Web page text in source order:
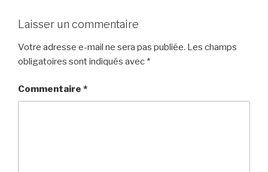
Laisser un commentaire
Votre adresse e-mail ne sera pas publiée. Les champs
obligatoires sont indiqués avec *
Commentaire *